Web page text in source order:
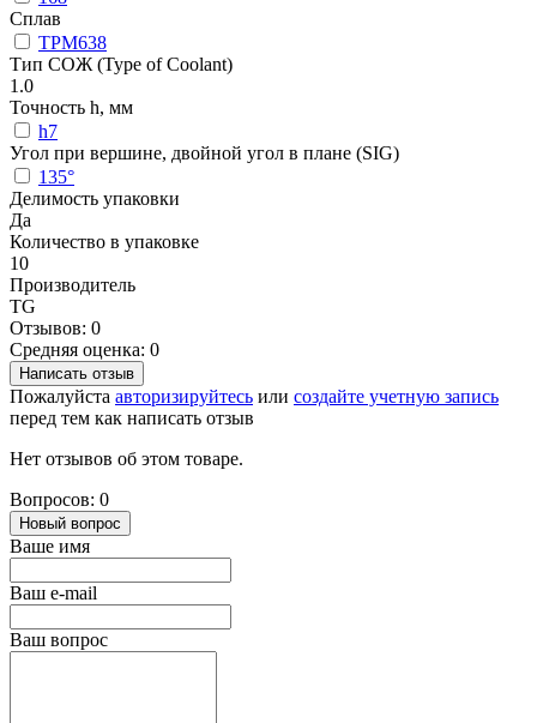
Сплав
TPM638
Тип СОЖ (Type of Coolant)
1.0
Точность h, мм
h7
Угол при вершине, двойной угол в плане (SIG)
135°
Делимость упаковки
Да
Количество в упаковке
10
Производитель
TG
Отзывов: 0
Средняя оценка: 0
Написать отзыв
Пожалуйста авторизируйтесь или создайте учетную запись
перед тем как написать отзыв
Нет отзывов об этом товаре.
Вопросов: 0
Новый вопрос
Ваше имя
Ваш e-mail
Ваш вопрос